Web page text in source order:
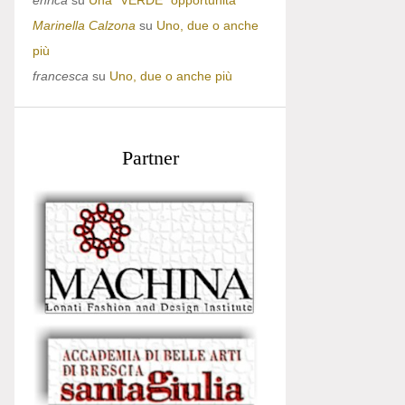
Marinella Calzona su Uno, due o anche
più
francesca su Uno, due o anche più
Partner